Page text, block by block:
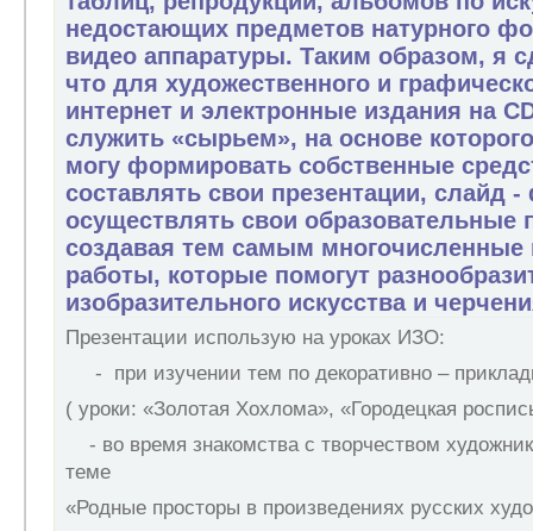
недостающих предметов натурного
видео аппаратуры. Таким образом, я
что для художественного и
интернет и электронные издания на
служить «сырьем», на основе
могу формировать собственные
составлять свои презентации, слайд
осуществлять свои образовательные
создавая тем самым многочисленные
работы, которые помогут
изобразительного искусства и
Презентации использую на уроках ИЗО:
- при изучении тем по декоративно –
( уроки: «Золотая Хохлома», «Городецкая
- во время знакомства с творчеством
теме
«Родные просторы в произведениях русских